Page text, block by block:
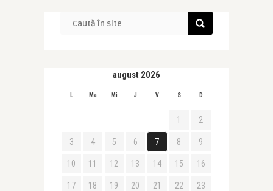
august 2026
L Ma Mi J V S D
1 2
3 4 5 6 7 8 9
10 11 12 13 14 15 16
17 18 19 20 21 22 23